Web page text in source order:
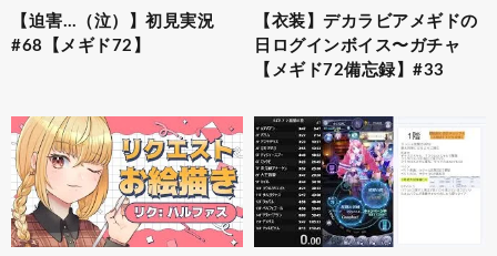
【迫害…（泣）】初見実況
#68【メギド72】
【衣装】デカラビアメギドの
日ログインボイス〜ガチャ
【メギド72備忘録】#33